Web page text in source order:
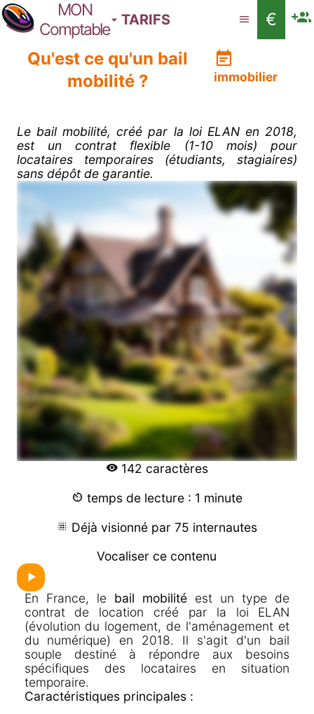
MON
Comptable
TARIFS
€
Qu'est ce qu'un bail
mobilité ?
immobilier
Le bail mobilité, créé par la loi ELAN en 2018,
est un contrat flexible (1-10 mois) pour
locataires temporaires (étudiants, stagiaires)
sans dépôt de garantie.
142 caractères
temps de lecture : 1 minute
Déjà visionné par 75 internautes
Vocaliser ce contenu
En France, le bail mobilitéest un type de
contrat de location créé par la loi ELAN
(évolution du logement, de l'aménagement et
du numérique) en 2018. Il s'agit d'un bail
souple destiné à répondre aux besoins
spécifiques des locataires en situation
temporaire.
Caractéristiques principales :